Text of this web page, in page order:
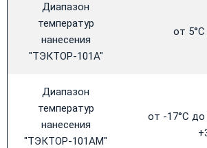
Диапазон
температур
нанесения
"ТЭКТОР-101А"
от
Диапазон
температур
нанесения
"ТЭКТОР-101АМ"
от -17°С до